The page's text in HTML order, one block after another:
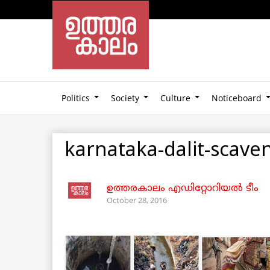
Politics Society Culture Noticeboard
karnataka-dalit-
ഉത്തരകാലം എഡിറ്റോറിയല്‍ ടീം
October 28, 2016